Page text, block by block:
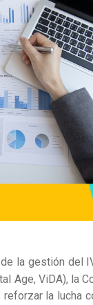
la gestión del
Age, ViDA), la
la lucha